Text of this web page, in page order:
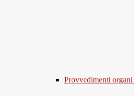
Provvedimenti